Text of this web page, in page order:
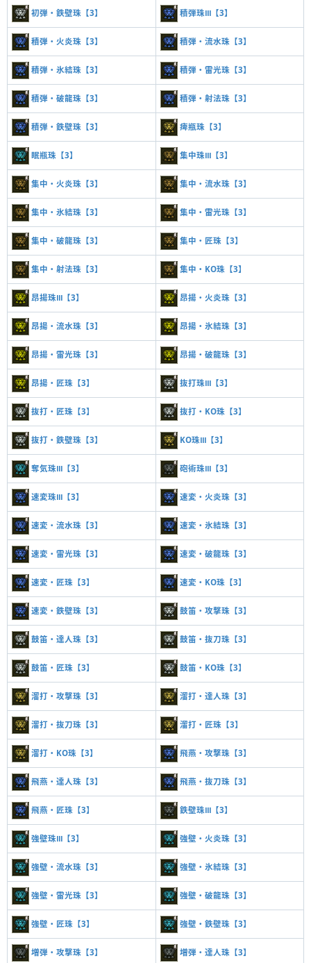
初弾・鉄壁珠【3】 積弾珠Ⅲ【3】
積弾・火炎珠【3】 積弾・流水珠【3】
積弾・氷結珠【3】 積弾・雷光珠【3】
積弾・破龍珠【3】 積弾・射法珠【3】
積弾・鉄壁珠【3】 痺瓶珠【3】
眠瓶珠【3】 集中珠Ⅲ【3】
集中・火炎珠【3】 集中・流水珠【3】
集中・氷結珠【3】 集中・雷光珠【3】
集中・破龍珠【3】 集中・匠珠【3】
集中・射法珠【3】 集中・KO珠【3】
昂揚珠Ⅲ【3】 昂揚・火炎珠【3】
昂揚・流水珠【3】 昂揚・氷結珠【3】
昂揚・雷光珠【3】 昂揚・破龍珠【3】
昂揚・匠珠【3】 抜打珠Ⅲ【3】
抜打・匠珠【3】 抜打・KO珠【3】
抜打・鉄壁珠【3】 KO珠Ⅲ【3】
奪気珠Ⅲ【3】 砲術珠Ⅲ【3】
速変珠Ⅲ【3】 速変・火炎珠【3】
速変・流水珠【3】 速変・氷結珠【3】
速変・雷光珠【3】 速変・破龍珠【3】
速変・匠珠【3】 速変・KO珠【3】
速変・鉄壁珠【3】 鼓笛・攻撃珠【3】
鼓笛・達人珠【3】 鼓笛・抜刀珠【3】
鼓笛・匠珠【3】 鼓笛・KO珠【3】
溜打・攻撃珠【3】 溜打・達人珠【3】
溜打・抜刀珠【3】 溜打・匠珠【3】
溜打・KO珠【3】 飛燕・攻撃珠【3】
飛燕・達人珠【3】 飛燕・抜刀珠【3】
飛燕・匠珠【3】 鉄壁珠Ⅲ【3】
強壁珠Ⅲ【3】 強壁・火炎珠【3】
強壁・流水珠【3】 強壁・氷結珠【3】
強壁・雷光珠【3】 強壁・破龍珠【3】
強壁・匠珠【3】 強壁・鉄壁珠【3】
増弾・攻撃珠【3】 増弾・達人珠【3】